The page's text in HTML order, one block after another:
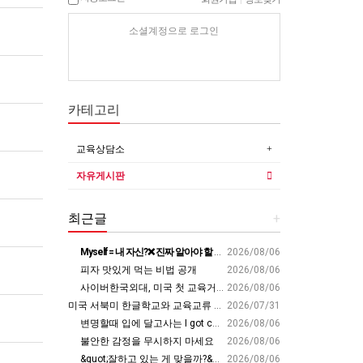
소셜계정으로 로그인
카테고리
교육상담소
자유게시판
+
최근글
2026/08/06
Myself = 내 자신?❌ 진짜 알아야 할 뜻????
2026/08/06
피자 맛있게 먹는 비법 공개
2026/08/06
사이버한국외대, 미국 첫 교육거점 구축…뉴욕에 미주글로벌센터 개소 - 재외동포신문
2026/07/31
미국 서북미 한글학교와 교육교류 첫 물꼬 - 사회적경제뉴스
2026/08/06
변명할때 입에 달고사는 I got carried away????????
2026/08/06
불안한 감정을 무시하지 마세요
2026/08/06
&quot;잘하고 있는 게 맞을까?&quot; 세바시 대표가 비교 지옥에서 탈출한 방법 [#세바시45 에디토리얼 ep.2]